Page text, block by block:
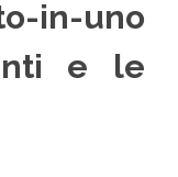
in-uno
e le